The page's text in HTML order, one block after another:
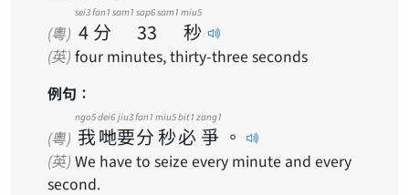
(粵) 4
sei3
分
fan1
33
sam1 sap6 sam1
秒
miu5
(英) four minutes, thirty-three seconds
例句：
(粵) 我
ngo5
哋
dei6
要
jiu3
分
fan1
秒
miu5
必
bit1
爭
zang1
。
(英) We have to seize every minute and every
second.